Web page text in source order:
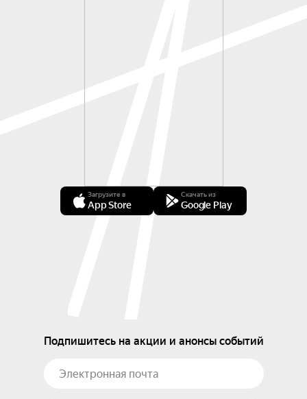
Загрузите в
App Store
Скачать из
Google Play
Подпишитесь на акции и анонсы событий